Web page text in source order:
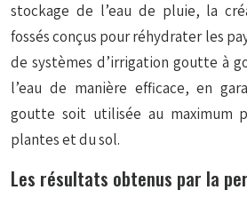
stockage de l’eau de pluie, la
fossés conçus pour réhydrater les
de systèmes d’irrigation goutte à
l’eau de manière efficace, en
goutte soit utilisée au maximum
plantes et du sol.
Les résultats obtenus par la